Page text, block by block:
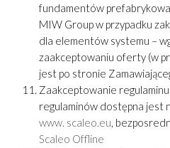
fundamentów
MIW Group w przypadku
dla elementów systemu –
zaakceptowaniu oferty (w
jest po stronie
Zaakceptowanie regulaminu
regulaminów dostępna
www. scaleo.eu,
Scaleo Offline